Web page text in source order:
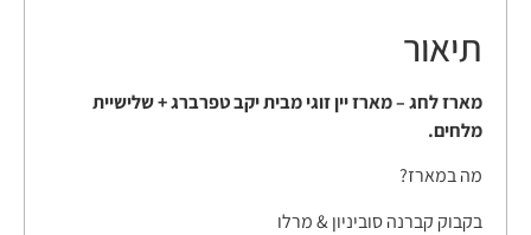
תיאור
מארז לחג – מארז יין זוגי מבית יקב טפרברג + שלישיית
מלחים.
מה במארז?
בקבוק קברנה סוביניון & מרלו